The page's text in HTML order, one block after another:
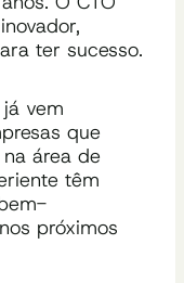
ter sucesso.
vem
que
área de
têm
próximos